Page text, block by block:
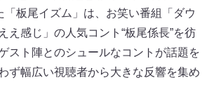
「板尾イズム」は、お笑い番組「ダウ
え感じ」の人気コント“板尾係長”を彷
スト陣とのシュールなコントが話題を
ず幅広い視聴者から大きな反響を集め